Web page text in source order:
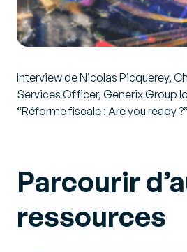
Interview de Nicolas Picquerey,
Services Officer, Generix Group
“Réforme fiscale : Are you ready
Parcourir
ressources